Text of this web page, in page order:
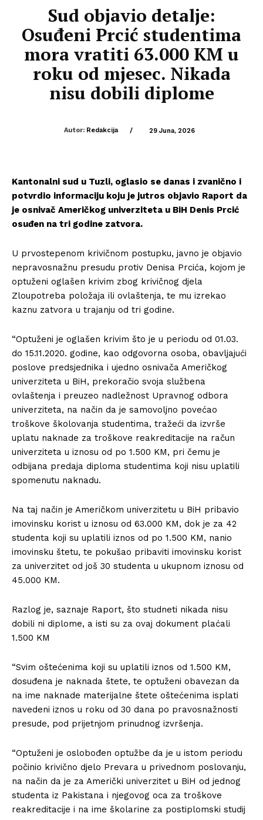
Sud objavio detalje:
Osuđeni Prcić studentima
mora vratiti 63.000 KM u
roku od mjesec. Nikada
nisu dobili diplome
Autor: Redakcija / 29 Juna, 2026
Kantonalni sud u Tuzli, oglasio se danas i zvanično i
potvrdio informaciju koju je jutros objavio Raport da
je osnivač Američkog univerziteta u BiH Denis Prcić
osuđen na tri godine zatvora.
U prvostepenom krivičnom postupku, javno je objavio
nepravosnažnu presudu protiv Denisa Prcića, kojom je
optuženi oglašen krivim zbog krivičnog djela
Zloupotreba položaja ili ovlaštenja, te mu izrekao
kaznu zatvora u trajanju od tri godine.
“Optuženi je oglašen krivim što je u periodu od 01.03.
do 15.11.2020. godine, kao odgovorna osoba, obavljajući
poslove predsjednika i ujedno osnivača Američkog
univerziteta u BiH, prekoračio svoja službena
ovlaštenja i preuzeo nadležnost Upravnog odbora
univerziteta, na način da je samovoljno povećao
troškove školovanja studentima, tražeći da izvrše
uplatu naknade za troškove reakreditacije na račun
univerziteta u iznosu od po 1.500 KM, pri čemu je
odbijana predaja diploma studentima koji nisu uplatili
spomenutu naknadu.
Na taj način je Američkom univerzitetu u BiH pribavio
imovinsku korist u iznosu od 63.000 KM, dok je za 42
studenta koji su uplatili iznos od po 1.500 KM, nanio
imovinsku štetu, te pokušao pribaviti imovinsku korist
za univerzitet od još 30 studenta u ukupnom iznosu od
45.000 KM.
Razlog je, saznaje Raport, što studneti nikada nisu
dobili ni diplome, a isti su za ovaj dokument plaćali
1.500 KM
“Svim oštećenima koji su uplatili iznos od 1.500 KM,
dosuđena je naknada štete, te optuženi obavezan da
na ime naknade materijalne štete oštećenima isplati
navedeni iznos u roku od 30 dana po pravosnažnosti
presude, pod prijetnjom prinudnog izvršenja.
“Optuženi je oslobođen optužbe da je u istom periodu
počinio krivično djelo Prevara u privednom poslovanju,
na način da je za Američki univerzitet u BiH od jednog
studenta iz Pakistana i njegovog oca za troškove
reakreditacije i na ime školarine za postiplomski studij